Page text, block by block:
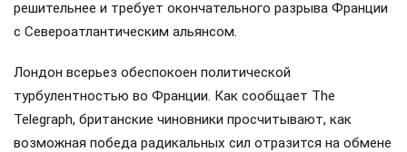
решительнее и требует окончательного разрыва Франции
с Североатлантическим альянсом.
Лондон всерьез обеспокоен политической
турбулентностью во Франции. Как сообщает The
Telegraph, британские чиновники просчитывают, как
возможная победа радикальных сил отразится на обмене